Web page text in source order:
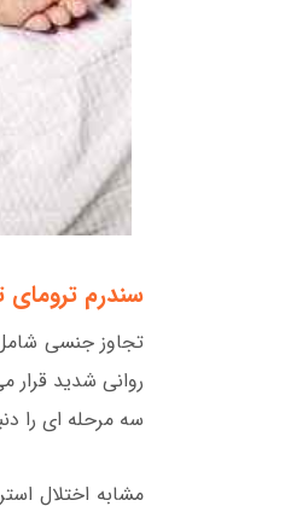
سندرم
تجاوز جنسی
روانی شدید
سه مرحله ای را
مشابه اختلال